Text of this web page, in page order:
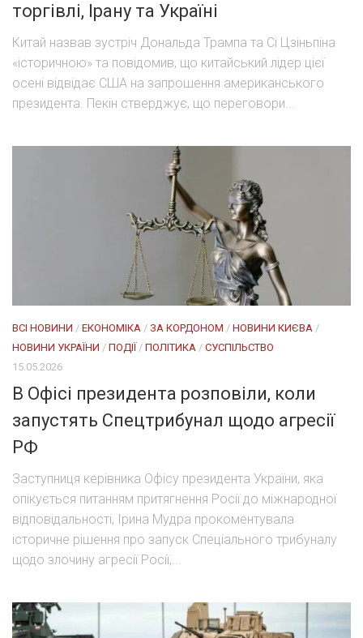
торгівлі, Ірану та Україні
Китай назвав зустріч Дональда Трампа та Сі Цзіньпіна
«історичною» та повідомив, що китайський лідер цієї
осені відвідає США на запрошення американського
президента. Пекін стверджує, що переговори...
ВСІ НОВИНИ / ЕКОНОМІКА / ЗА КОРДОНОМ / НОВИНИ КИЄВА /
НОВИНИ УКРАЇНИ / ПОДІЇ / ПОЛІТИКА / СУСПІЛЬСТВО
15.05.2026
В Офісі президента розповіли, коли
запустять Спецтрибунал щодо агресії
РФ
Заступниця керівника Офісу президента України, яка
опікується питанням притягнення Росії до міжнародної
відповідальності, Ірина Мудра прокоментувала
історичне рішення про запуск Спеціального трибуналу
щодо злочину агресії Росії,...